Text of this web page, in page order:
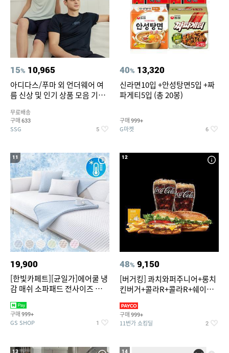
15% 10,965
아디다스/푸마 외 언더웨어 여
름 신상 및 인기 상품 모음 기획
무료배송
구매 633
SSG 5
40% 13,320
신라면10입 +안성탕면5입 +짜
파게티5입 (총 20봉)
구매 999+
G마켓 6
11
19,900
[한빛카페트][균일가]에어쿨 냉
감 매쉬 소파패드 전사이즈 균일
구매 999+
GS SHOP 1
12
48% 9,150
[버거킹] 콰치와퍼주니어+롱치
킨버거+콜라R+콜라R+쉐이킹
구매 999+
11번가 쇼킹딜 2
13 14